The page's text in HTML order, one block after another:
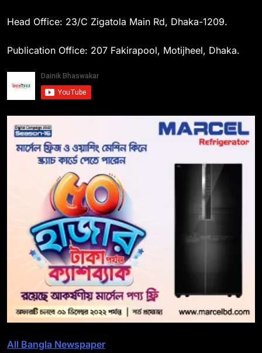
Head Office: 23/C Zigatola Main Rd, Dhaka-1209.
Publication Office: 207 Fakirapool, Motijheel, Dhaka.
All Bangla Newspaper